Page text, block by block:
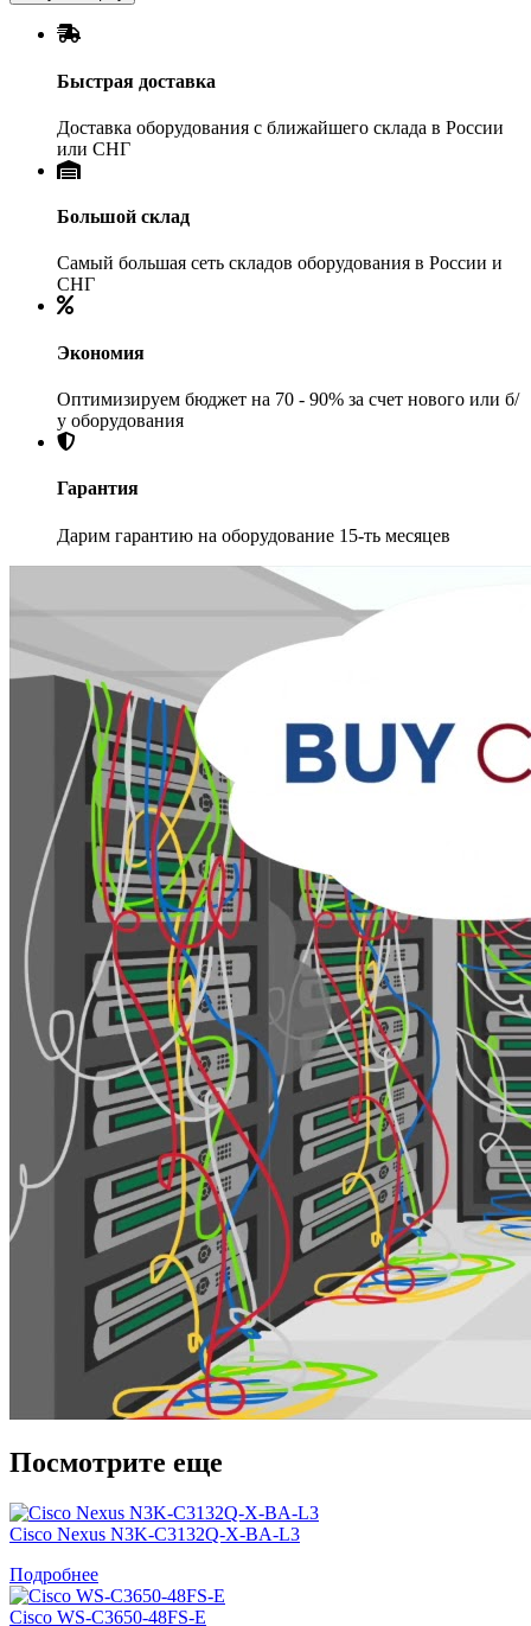
Быстрая доставка
Доставка оборудования с ближайшего склада в России
или СНГ
Большой склад
Самый большая сеть складов оборудования в России и
СНГ
Экономия
Оптимизируем бюджет на 70 - 90% за счет нового или б/
у оборудования
Гарантия
Дарим гарантию на оборудование 15-ть месяцев
Посмотрите еще
Cisco Nexus N3K-C3132Q-X-BA-L3
Подробнее
Cisco WS-C3650-48FS-E